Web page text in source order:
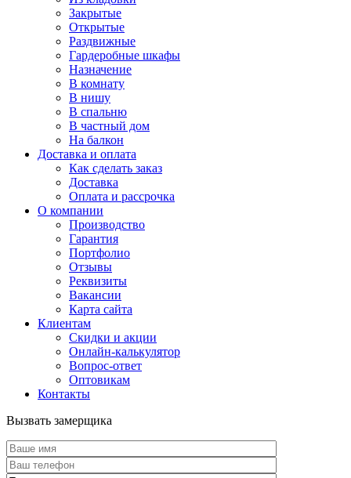
Закрытые
Открытые
Раздвижные
Гардеробные шкафы
Назначение
В комнату
В нишу
В спальню
В частный дом
На балкон
Доставка и оплата
Как сделать заказ
Доставка
Оплата и рассрочка
О компании
Производство
Гарантия
Портфолио
Отзывы
Реквизиты
Вакансии
Карта сайта
Клиентам
Скидки и акции
Онлайн-калькулятор
Вопрос-ответ
Оптовикам
Контакты
Вызвать замерщика